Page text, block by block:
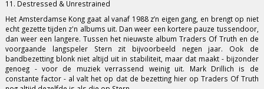
11. Destressed & Unrestrained
Het Amsterdamse Kong gaat al vanaf 1988 z’n eigen gang, en brengt op niet
echt gezette tijden z'n albums uit. Dan weer een kortere pauze tussendoor,
dan weer een langere. Tussen het nieuwste album Traders Of Truth en de
voorgaande langspeler Stern zit bijvoorbeeld negen jaar. Ook de
bandbezetting blonk niet altijd uit in stabiliteit, maar dat maakt - bijzonder
genoeg - voor de muziek verrassend weinig uit. Mark Drillich is de
constante factor - al valt het op dat de bezetting hier op Traders Of Truth